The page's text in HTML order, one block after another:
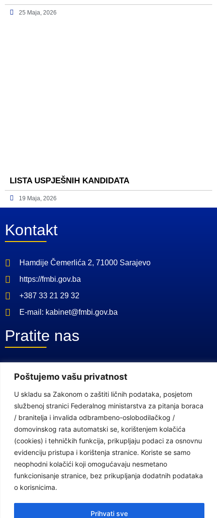
Poštujemo vašu privatnost
U skladu sa Zakonom o zaštiti ličnih podataka, posjetom
službenoj stranici Federalnog ministarstva za pitanja boraca
/ branitelja i invalida odbrambeno-oslobodilačkog /
domovinskog rata automatski se, korištenjem kolačića
(cookies) i tehničkih funkcija, prikupljaju podaci za osnovnu
evidenciju pristupa i korištenja stranice. Koriste se samo
neophodni kolačići koji omogućavaju nesmetano
funkcionisanje stranice, bez prikupljanja dodatnih podataka
o korisnicima.
Prihvati sve
25 Maja, 2026
LISTA USPJEŠNIH KANDIDATA
19 Maja, 2026
Kontakt
Hamdije Čemerlića 2, 71000 Sarajevo
https://fmbi.gov.ba
+387 33 21 29 32
E-mail: kabinet@fmbi.gov.ba
Pratite nas
Linkovi
Vlada Federacije Bosne i Hercegovine
Federalno ministarstvo finansija
Federalni zavod za penzijsko i invalidsko osiguranje
Federalno ministarstvo rada i socijalne politike